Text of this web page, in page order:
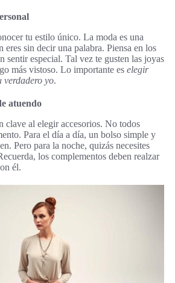
tu estilo único. La moda es una
eres sin decir una palabra. Piensa en los
sentir especial. Tal vez te gusten las joyas
más vistoso. Lo importante es elegir
verdadero yo.
atuendo
clave al elegir accesorios. No todos
Para el día a día, un bolso simple y
Pero para la noche, quizás necesites
los complementos deben realzar
él.